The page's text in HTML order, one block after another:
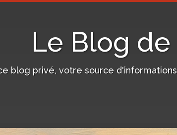
Le Blog
blog privé, votre source